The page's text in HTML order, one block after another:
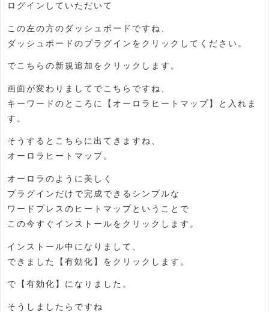
ログインしていただいて
この左の方のダッシュボードですね、
ダッシュボードのプラグインをクリックしてください。
でこちらの新規追加をクリックします。
画面が変わりましてでこちらですね、
キーワードのところに【オーロラヒートマップ】と入れま
す。
そうするとこちらに出てきますね、
オーロラヒートマップ。
オーロラのように美しく
プラグインだけで完成できるシンプルな
ワードプレスのヒートマップということで
この今すぐインストールをクリックします。
インストール中になりまして、
できました【有効化】をクリックします。
で【有効化】になりました。
そうしましたらですね